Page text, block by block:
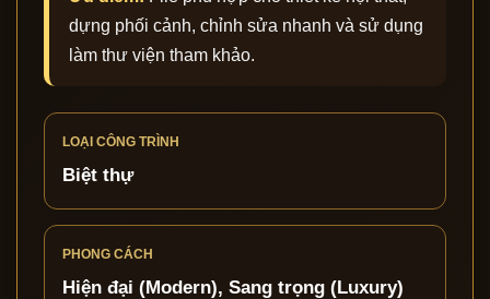
dựng phối cảnh, chỉnh sửa nhanh và sử dụng
làm thư viện tham khảo.
LOẠI CÔNG TRÌNH
Biệt thự
PHONG CÁCH
Hiện đại (Modern), Sang trọng (Luxury)